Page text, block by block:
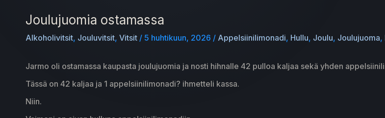
Joulujuomia ostamassa
Alkoholivitsit, Jouluvitsit, Vitsit / 5 huhtikuun, 2026 / Appelsiinilimonadi, Hullu, Joulu, Joulujuoma,
Jarmo oli ostamassa kaupasta joulujuomia ja nosti hihnalle 42 pulloa kaljaa sekä yhden
Tässä on 42 kaljaa ja 1 appelsiinilimonadi? ihmetteli kassa.
Niin.